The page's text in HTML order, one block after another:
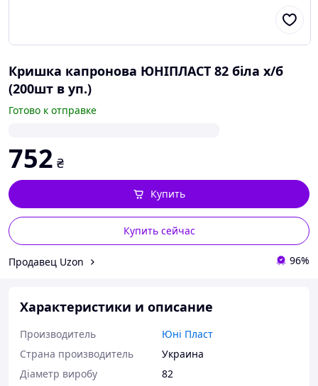
Кришка капронова ЮНІПЛАСТ 82 біла х/б
(200шт в уп.)
Готово к отправке
752 ₴
Купить сейчас
Купить
Продавец Uzon 96%
Характеристики и описание
Производитель
Юні Пласт
Страна производитель
Украина
Діаметр виробу
82